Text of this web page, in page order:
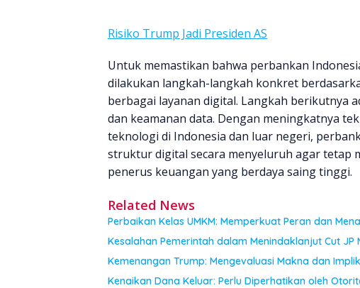
Risiko Trump Jadi Presiden AS
Untuk memastikan bahwa perbankan
dilakukan langkah-langkah konkret
berbagai layanan digital. Langkah berikutnya
dan keamanan data. Dengan meningkatnya
teknologi di Indonesia dan luar negeri,
struktur digital secara menyeluruh agar tetap
penerus keuangan yang berdaya saing tinggi.
Related News
Perbaikan Kelas UMKM: Memperkuat Peran dan
Kesalahan Pemerintah dalam Menindaklanjut Cut JP
Kemenangan Trump: Mengevaluasi Makna dan
Kenaikan Dana Keluar: Perlu Diperhatikan oleh